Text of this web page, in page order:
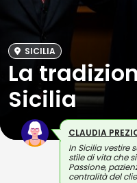
SICILIA
La
Sicilia
CLAUDIA
In Sicilia vestire
stile di vita che
Passione,
centralità del